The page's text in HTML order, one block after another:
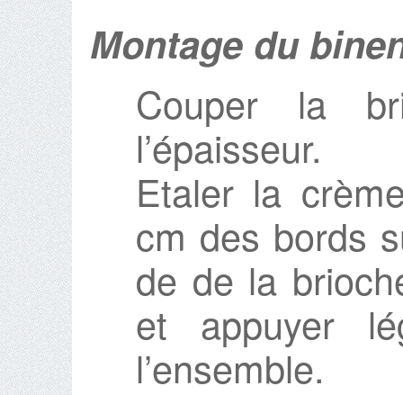
Montage du
Couper la
l’épaisseur.
Etaler la
cm des bords
de de la
et appuyer
l’ensemble.